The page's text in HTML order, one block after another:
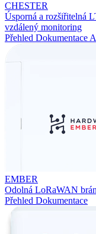
CHESTER
Úsporná a rozšiřitelná
vzdálený monitoring
Přehled Dokumentace
EMBER
Odolná LoRaWAN
Přehled Dokumentace